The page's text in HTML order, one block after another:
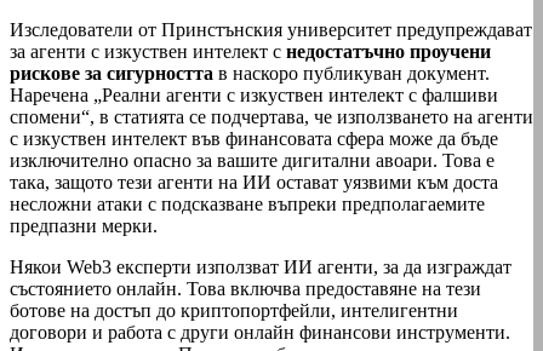
Изследователи от Принстънския университет предупреждават
за агенти с изкуствен интелект с недостатъчно проучени
рискове за сигурността в наскоро публикуван документ.
Наречена „Реални агенти с изкуствен интелект с фалшиви
спомени“, в статията се подчертава, че използването на агенти
с изкуствен интелект във финансовата сфера може да бъде
изключително опасно за вашите дигитални авоари. Това е
така, защото тези агенти на ИИ остават уязвими към доста
несложни атаки с подсказване въпреки предполагаемите
предпазни мерки.
Някои Web3 експерти използват ИИ агенти, за да изграждат
състоянието онлайн. Това включва предоставяне на тези
ботове на достъп до криптопортфейли, интелигентни
договори и работа с други онлайн финансови инструменти.